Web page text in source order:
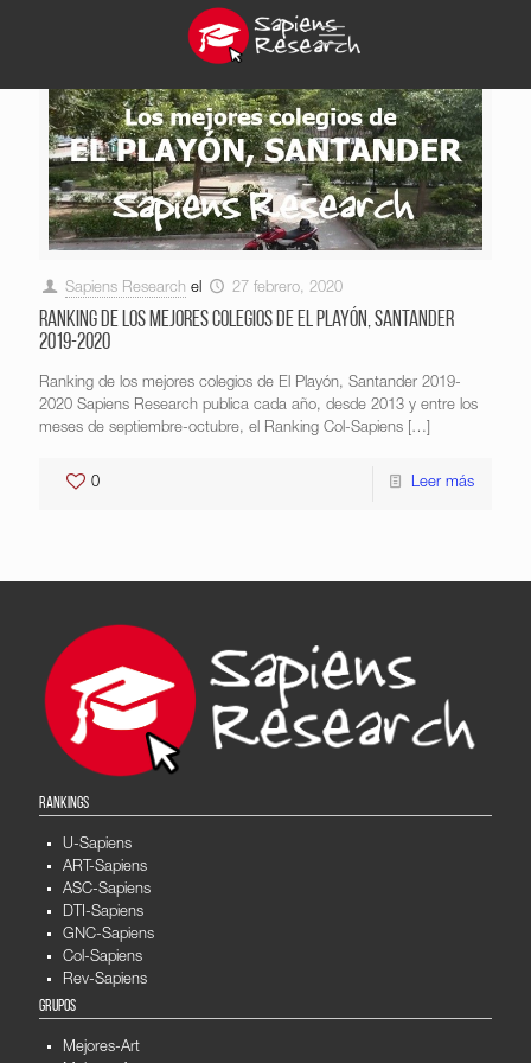
Sapiens Research el 27 febrero, 2020
Ranking de los mejores colegios de El Playón, Santander
2019-2020
Ranking de los mejores colegios de El Playón, Santander 2019-
2020 Sapiens Research publica cada año, desde 2013 y entre los
meses de septiembre-octubre, el Ranking Col-Sapiens […]
0 Leer más
RANKINGS
U-Sapiens
ART-Sapiens
ASC-Sapiens
DTI-Sapiens
GNC-Sapiens
Col-Sapiens
Rev-Sapiens
GRUPOS
Mejores-Art